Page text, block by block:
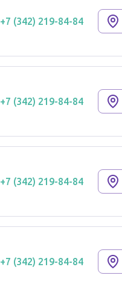
+7 (342) 219-84-84
+7 (342) 219-84-84
+7 (342) 219-84-84
+7 (342) 219-84-84